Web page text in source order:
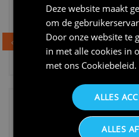
Dames v hals t-
Deze website maakt
om de
Door onze website te
in met alle cookies in
met ons Cookiebeleid.
ALLES
ALLES